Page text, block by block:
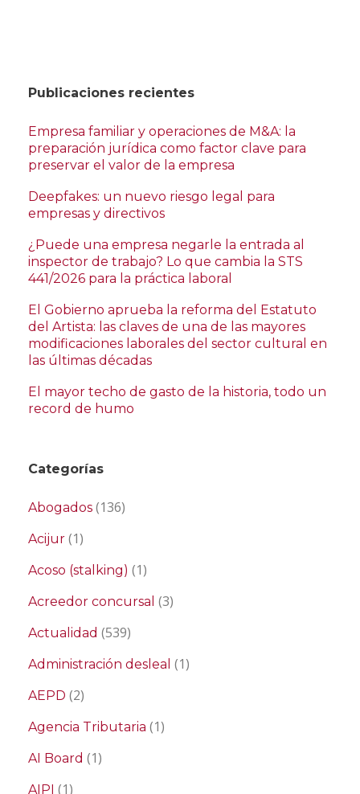
Publicaciones recientes
Empresa familiar y operaciones de M&A: la
preparación jurídica como factor clave para
preservar el valor de la empresa
Deepfakes: un nuevo riesgo legal para
empresas y directivos
¿Puede una empresa negarle la entrada al
inspector de trabajo? Lo que cambia la STS
441/2026 para la práctica laboral
El Gobierno aprueba la reforma del Estatuto
del Artista: las claves de una de las mayores
modificaciones laborales del sector cultural en
las últimas décadas
El mayor techo de gasto de la historia, todo un
record de humo
Categorías
Abogados (136)
Acijur (1)
Acoso (stalking) (1)
Acreedor concursal (3)
Actualidad (539)
Administración desleal (1)
AEPD (2)
Agencia Tributaria (1)
AI Board (1)
AIPI (1)